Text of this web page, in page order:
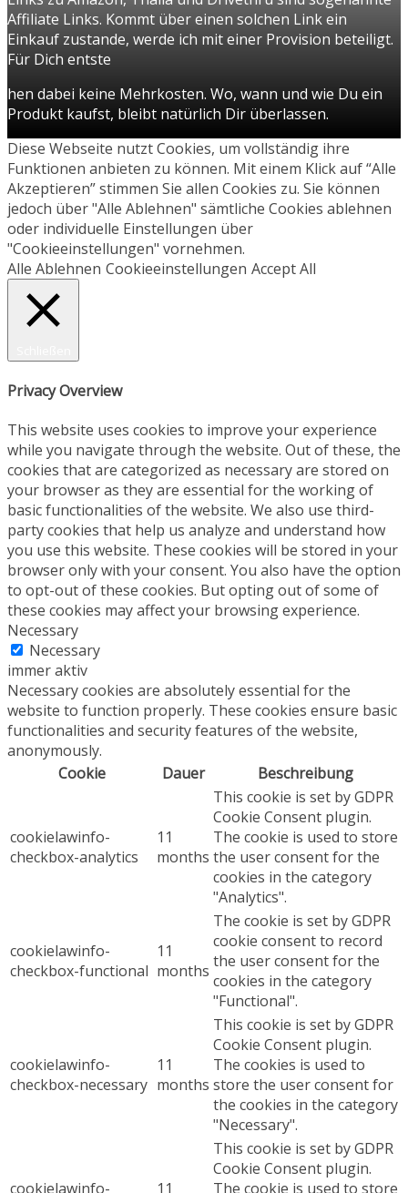
Affiliate Links. Kommt über einen solchen Link ein
Einkauf zustande, werde ich mit einer Provision beteiligt.
Für Dich entste
hen dabei keine Mehrkosten. Wo, wann und wie Du ein
Produkt kaufst, bleibt natürlich Dir überlassen.
Diese Webseite nutzt Cookies, um vollständig ihre
Funktionen anbieten zu können. Mit einem Klick auf “Alle
Akzeptieren” stimmen Sie allen Cookies zu. Sie können
jedoch über "Alle Ablehnen" sämtliche Cookies ablehnen
oder individuelle Einstellungen über
"Cookieeinstellungen" vornehmen.
Alle Ablehnen Cookieeinstellungen Accept All
Privacy Overview
This website uses cookies to improve your experience
while you navigate through the website. Out of these, the
cookies that are categorized as necessary are stored on
your browser as they are essential for the working of
basic functionalities of the website. We also use third-
party cookies that help us analyze and understand how
you use this website. These cookies will be stored in your
browser only with your consent. You also have the option
to opt-out of these cookies. But opting out of some of
these cookies may affect your browsing experience.
Necessary
Necessary
immer aktiv
Necessary cookies are absolutely essential for the
website to function properly. These cookies ensure basic
functionalities and security features of the website,
anonymously.
Cookie
Dauer Beschreibung
cookielawinfo-
checkbox-analytics
11
months
This cookie is set by GDPR
Cookie Consent plugin.
The cookie is used to store
the user consent for the
cookies in the category
"Analytics".
cookielawinfo-
checkbox-functional
11
months
The cookie is set by GDPR
cookie consent to record
the user consent for the
cookies in the category
"Functional".
cookielawinfo-
checkbox-necessary
11
months
This cookie is set by GDPR
Cookie Consent plugin.
The cookies is used to
store the user consent for
the cookies in the category
"Necessary".
cookielawinfo-
11
This cookie is set by GDPR
Cookie Consent plugin.
The cookie is used to store